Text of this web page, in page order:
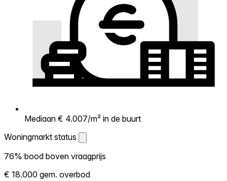
Mediaan € 4.007/m² in de buurt
Woningmarkt status
Woningmarkt status
Laat zien hoe competitief de markt hier is.
76% bood boven vraagprijs
€ 18.000 gem. overbod